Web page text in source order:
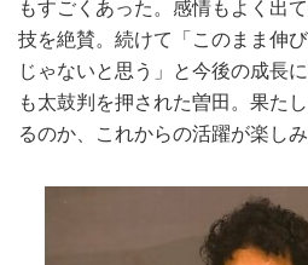
もすごくあった。感情もよく出
技を絶賛。続けて「このまま伸
じゃないと思う」と今後の成長
も太鼓判を押された曽田。果た
るのか、これからの活躍が楽しみ